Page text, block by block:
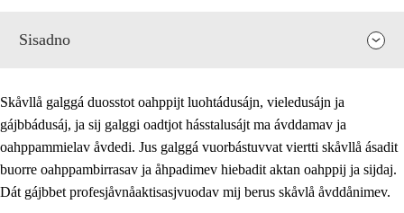
Sisadno
Skåvllå galggá duosstot oahppijt luohtádusájn, vieledusájn ja
gájbbádusáj, ja sij galggi oadtjot hásstalusájt ma ávddamav ja
oahppammielav åvdedi. Jus galggá vuorbástuvvat viertti skåvllå ásadit
buorre oahppambirrasav ja åhpadimev hiebadit aktan oahppij ja sijdaj.
Dát gájbbet profesjåvnåaktisasjvuodav mij berus skåvlå åvddånimev.